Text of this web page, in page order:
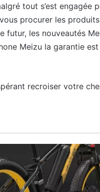
tout s’est engagée
procurer les
futur, les nouveautés
Meizu la garantie
recroiser votre